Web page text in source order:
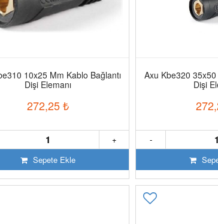
10x25 Mm Kablo Bağlantı
Dişi Elemanı
272,25₺
+
Sepete Ekle
Axu Kbe320
Dişi
-